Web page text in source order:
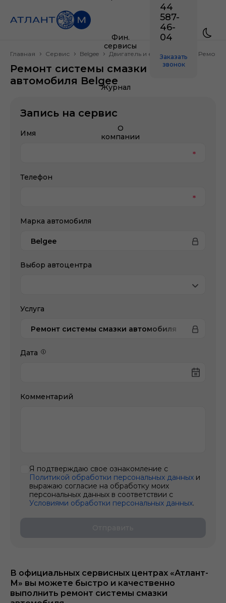
Фин.
сервисы
Журнал
О
компании
44
587-
46-
04
Заказать
звонок
Главная Сервис Belgee Двигатель и его системы Ремонт
Ремонт системы смазки
автомобиля Belgee
В официальных сервисных центрах «Атлант-
М» вы можете быстро и качественно
выполнить ремонт системы смазки
Запись на сервис
Имя
Телефон
Марка автомобиля
Belgee
Выбор автоцентра
Услуга
Ремонт системы смазки автомобиля
Дата
Комментарий
Я подтверждаю свое ознакомление с
Политикой обработки персональных данных и
выражаю согласие на обработку моих
персональных данных в соответствии с
Условиями обработки персональных данных.